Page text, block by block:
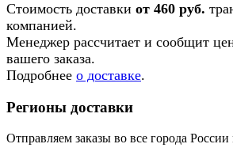
Стоимость доставки от 460 руб.
компанией.
Менеджер рассчитает и сообщит
вашего заказа.
Подробнее о доставке.
Регионы доставки
Отправляем заказы во все города